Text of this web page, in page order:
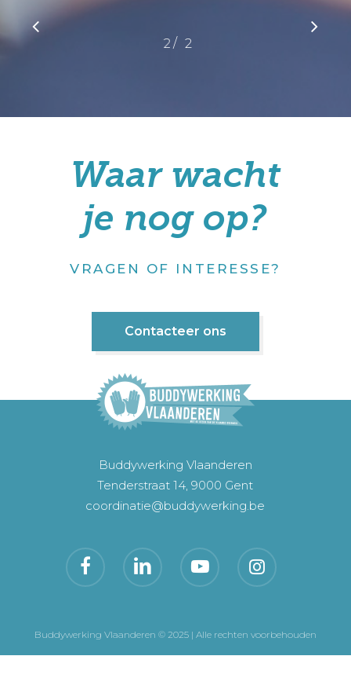
/ 2
Waar wacht
je nog op?
VRAGEN OF INTERESSE?
Contacteer ons
Buddywerking Vlaanderen
Tenderstraat 14, 9000 Gent
coordinatie@buddywerking.be
Buddywerking Vlaanderen © 2025 | Alle rechten voorbehouden